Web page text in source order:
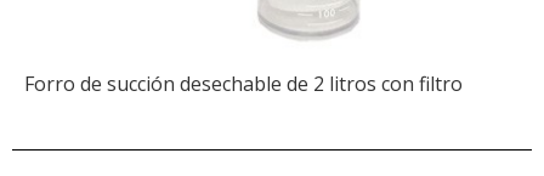
Forro de succión desechable de 2 litros con filtro